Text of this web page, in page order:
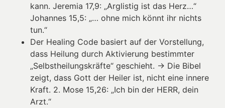
kann. Jeremia 17,9: „Arglistig ist das Herz…“
Johannes 15,5: „… ohne mich könnt ihr nichts
tun.“
Der Healing Code basiert auf der Vorstellung,
dass Heilung durch Aktivierung bestimmter
„Selbstheilungskräfte“ geschieht. → Die Bibel
zeigt, dass Gott der Heiler ist, nicht eine innere
Kraft. 2. Mose 15,26: „Ich bin der HERR, dein
Arzt.“